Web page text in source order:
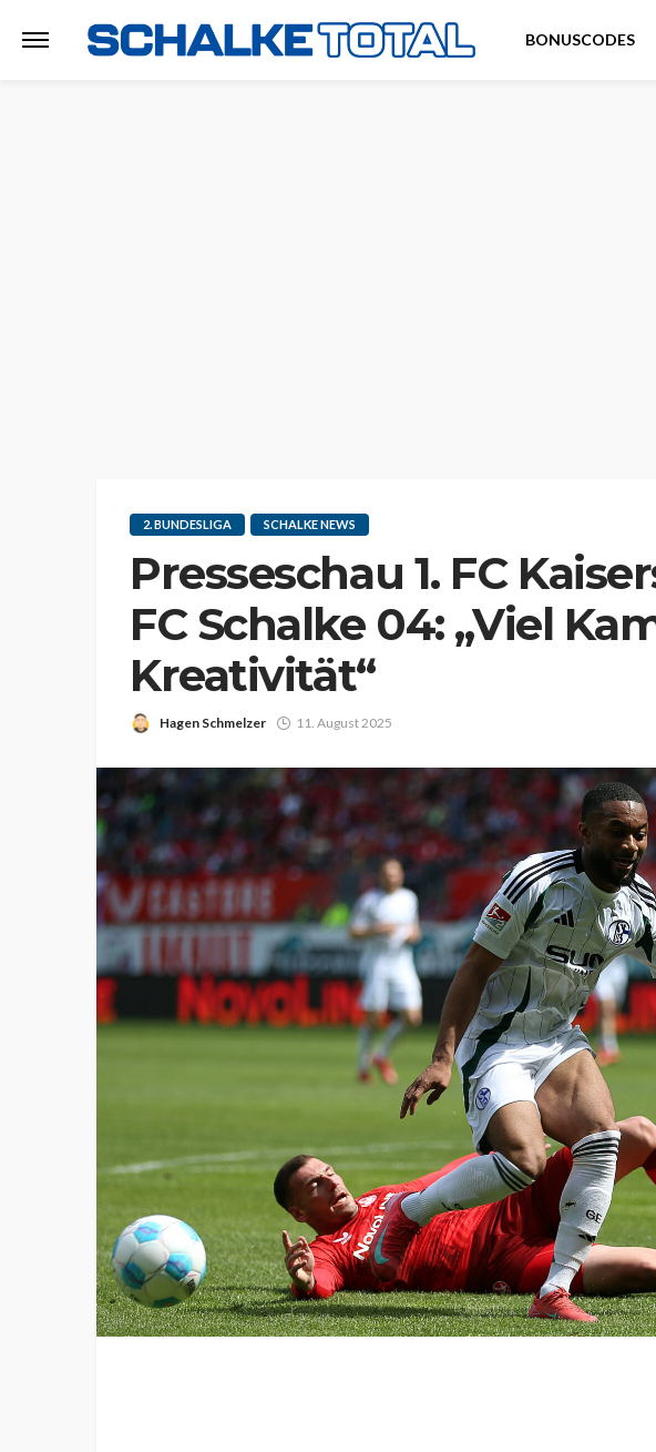
BONUSCODES
2. BUNDESLIGA SCHALKE NEWS
Presseschau 1. FC
FC Schalke 04: „Viel
Kreativität“
Hagen Schmelzer 11. August 2025